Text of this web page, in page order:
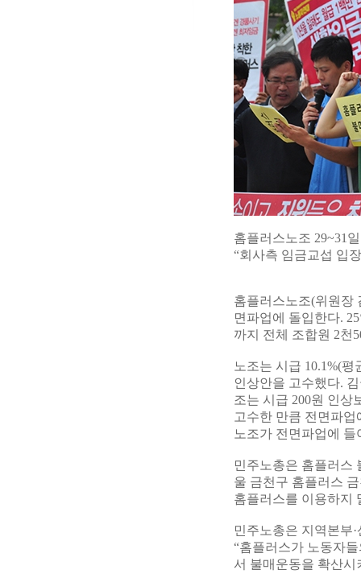
홈플러스노조 29~31
“회사측 임금교섭 입
홈플러스노조(위원장
면파업에 돌입한다.
까지 전체 조합원 2천
노조는 시급 10.1%(
인상안을 고수했다.
조는 시급 200원 인상
고수한 만큼 전면파
노조가 전면파업에
민주노총은 홈플러스
울 금천구 홈플러스
홈플러스를 이용하지
민주노총은 지역본부
“홈플러스가 노동자
서 불매운동을 확산시